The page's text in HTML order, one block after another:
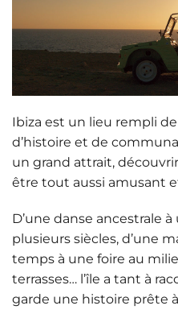
Ibiza est un lieu rempli
d’histoire et de
un grand attrait,
être tout aussi amusant
D’une danse ancestrale
plusieurs siècles, d’une
temps à une foire au
terrasses… l’île a tant à
garde une histoire prête